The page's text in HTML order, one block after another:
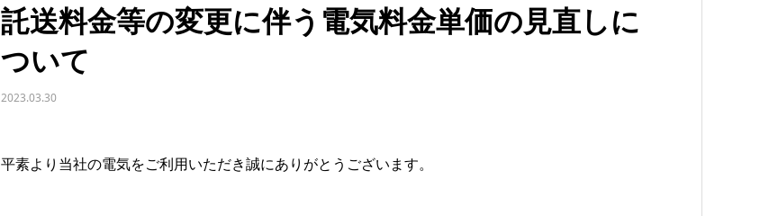
託送料金等の変更に伴う電気料金単価の見直しに
ついて
2023.03.30
平素より当社の電気をご利用いただき誠にありがとうございます。